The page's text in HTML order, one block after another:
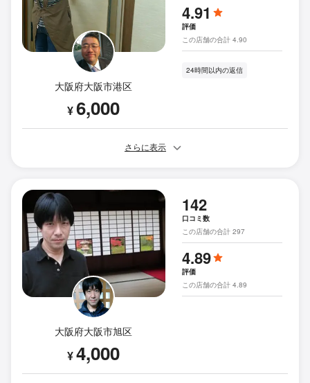
大阪府大阪市港区
¥6,000
4.91
評価
この店舗の合計 4.90
24時間以内の返信
さらに表示
大阪府大阪市旭区
¥4,000
142
口コミ数
この店舗の合計 297
4.89
評価
この店舗の合計 4.89